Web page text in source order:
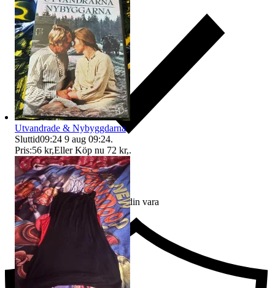
Ersättning om du inte får din vara
Utvandrade & Nybyggdarna
Sluttid09:24 9 aug 09:24.
Pris:56 kr,Eller Köp nu 72 kr,.